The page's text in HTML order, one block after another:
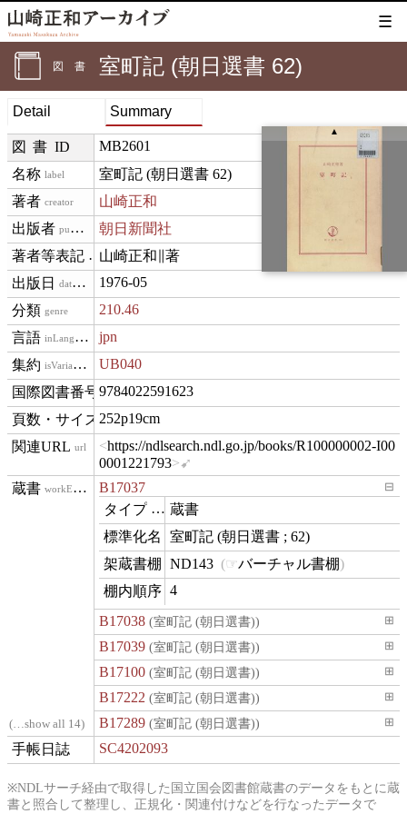
☰
図書 室町記 (朝日選書 62)
Detail Summary
▲
図書ID MB2601
label 室町記 (朝日選書 62)
creator 山崎正和
publisher 朝日新聞社
creditText
山崎正和∥著
datePublished 1976-05
genre 210.46
inLanguage jpn
isVariantOf UB040
isbn
9784022591623
materialExtent
252p19cm
url
https://ndlsearch.ndl.go.jp/books/R100000002-I00
0001221793
workExample
…show all 14
B17037 ⊟
type 蔵書
name
室町記 (朝日選書 ; 62)
contentLocation
ND143 バーチャル書棚
position
4
B17038(室町記 (朝日選書)) ⊞
B17039(室町記 (朝日選書)) ⊞
B17100(室町記 (朝日選書)) ⊞
B17222 (室町記 (朝日選書)) ⊞
B17289(室町記 (朝日選書)) ⊞
onCalendarSC4202093
※NDLサーチ経由で取得した国立国会図書館蔵書のデータをもとに蔵
書と照合して整理し、正規化・関連付けなどを行なったデータで